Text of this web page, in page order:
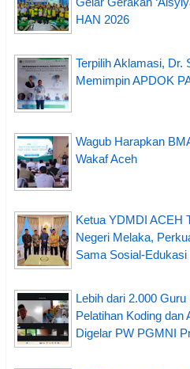
HAN 2026
Terpilih Aklamasi, Dr.
Memimpin APDOK
Wagub Harapkan
Wakaf Aceh
Ketua YDMDI ACEH
Negeri Melaka,
Sama Sosial-Edukasi
Lebih dari 2.000
Pelatihan Koding dan
Digelar PW PGMNI